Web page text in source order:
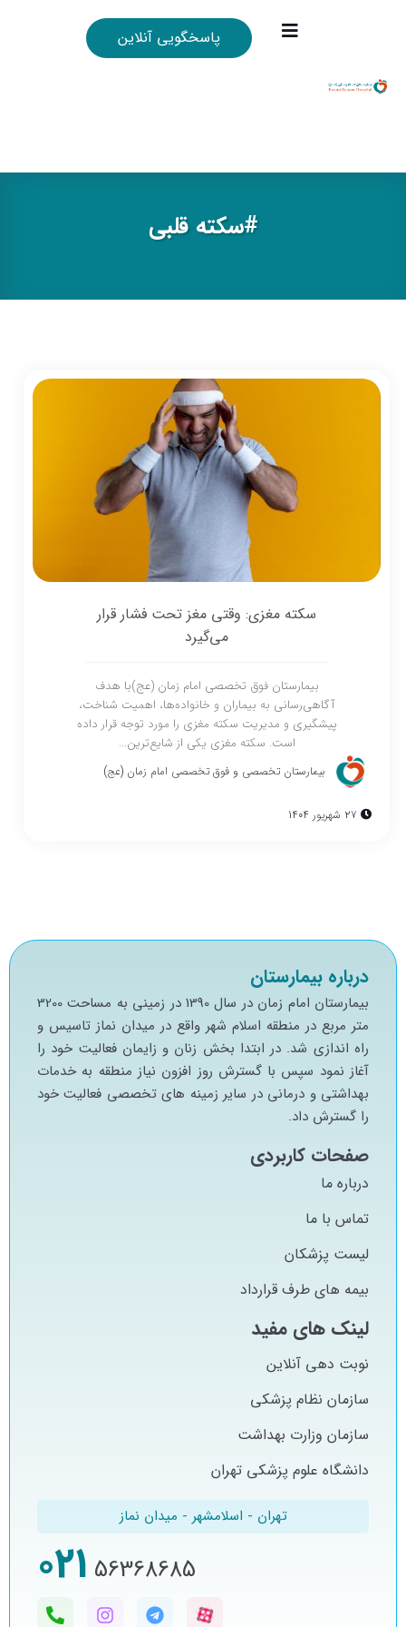
پاسخگویی آنلاین
#سكته قلبي
سکته مغزی: وقتی مغز تحت فشار قرار
می‌گیرد
بیمارستان فوق تخصصی امام زمان (عج)با هدف
آگاهی‌رسانی به بیماران و خانواده‌ها، اهمیت شناخت،
پیشگیری و مدیریت سکته مغزی را مورد توجه قرار داده
است. سکته مغزی یکی از شایع‌ترین...
بیمارستان تخصصی و فوق تخصصی امام زمان (عج)
27 شهریور 1404
درباره بیمارستان
بيمارستان امام زمان در سال 1390 در زميني به مساحت 3200
متر مربع در منطقه اسلام شهر واقع در ميدان نماز تاسيس و
راه اندازي شد. در ابتدا بخش زنان و زايمان فعاليت خود را
آغاز نمود سپس با گسترش روز افزون نياز منطقه به خدمات
بهداشتي و درماني در ساير زمينه هاي تخصصي فعاليت خود
را گسترش داد.
صفحات کاربردی
درباره ما
تماس با ما
لیست پزشکان
بیمه های طرف قرارداد
لینک های مفید
نوبت دهی آنلاین
سازمان نظام پزشکی
سازمان وزارت بهداشت
دانشگاه علوم پزشکی تهران
تهران - اسلامشهر - میدان نماز
56368685
021